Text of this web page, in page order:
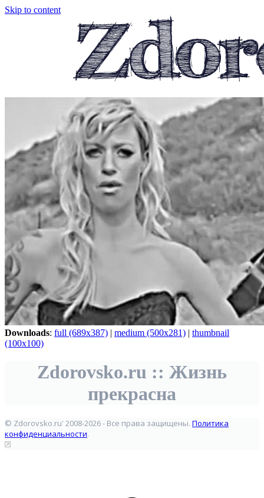
Skip to content
Downloads: full (689x387) | medium (500x281) | thumbnail
(100x100)
Zdorovsko.ru :: Жизнь
прекрасна
© Zdorovsko.ru' 2008-2026 - Все права защищены. Политика
конфиденциальности.